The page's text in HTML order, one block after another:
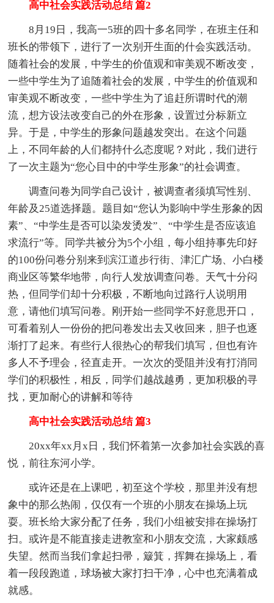
高中社会实践活动总结 篇2
8月19日，我高一5班的四十多名同学，在班主任和
班长的带领下，进行了一次别开生面的什会实践活动。
随着社会的发展，中学生的价值观和审美观不断改变，
一些中学生为了追随着社会的发展，中学生的价值观和
审美观不断改变，一些中学生为了追赶所谓时代的潮
流，想方设法改变自己的外在形象，设置过分标新立
异。于是，中学生的形象问题越发突出。在这个问题
上，不同年龄的人们都持什么态度呢？对此，我们进行
了一次主题为“您心目中的中学生形象”的社会调查。
调查问卷为同学自己设计，被调查者须填写性别、
年龄及25道选择题。题目如“您认为影响中学生形象的因
素”、“中学生是否可以染发烫发”、“中学生是否应该追
求流行”等。同学共被分为5个小组，每小组持事先印好
的100份问卷分别来到滨江道步行街、津汇广场、小白楼
商业区等繁华地带，向行人发放调查问卷。天气十分闷
热，但同学们却十分积极，不断地向过路行人说明用
意，请他们填写问卷。刚开始一些同学不好意思开口，
可看着别人一份份的把问卷发出去又收回来，胆子也逐
渐打了起来。有些行人很热心的帮我们填写，但也有许
多人不予理会，径直走开。一次次的受阻并没有打消同
学们的积极性，相反，同学们越战越勇，更加积极的寻
找，更加耐心的讲解和等待
高中社会实践活动总结 篇3
20xx年xx月x日，我们怀着第一次参加社会实践的喜
悦，前往东河小学。
或许还是在上课吧，初至这个学校，那里并没有想
象中的那么热闹，仅仅有一个班的小朋友在操场上玩
耍。班长给大家分配了任务，我们小组被安排在操场打
扫。或许是不能直接走进教室和小朋友交流，大家颇感
失望。然而当我们拿起扫帚，簸箕，挥舞在操场上，看
着一段段跑道，球场被大家打扫干净，心中也充满着成
就感。